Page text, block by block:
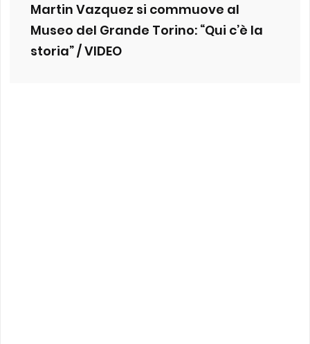
Martin Vazquez si commuove al
Museo del Grande Torino: “Qui c’è la
storia” / VIDEO